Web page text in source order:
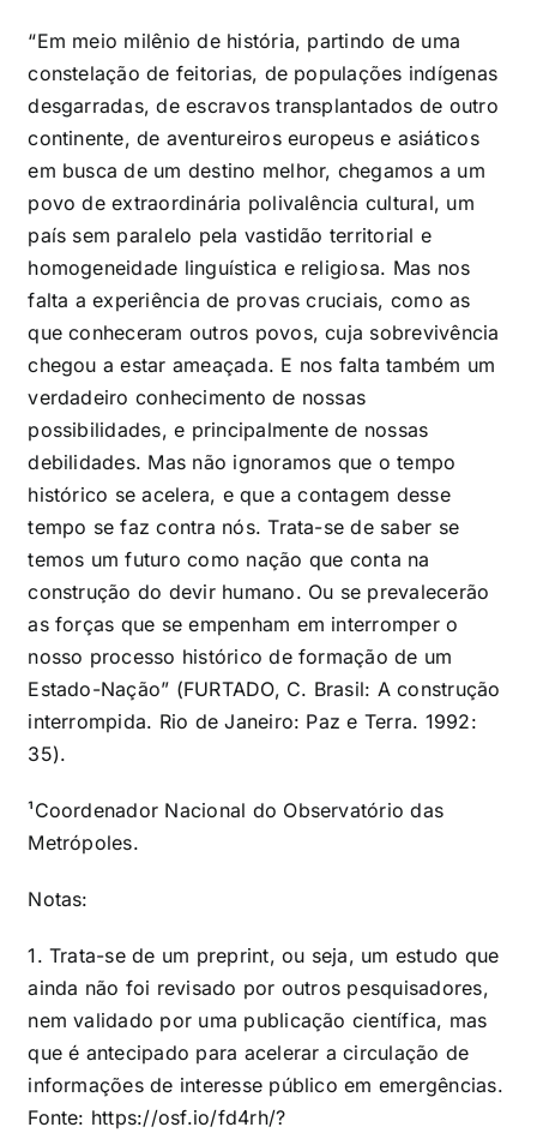
“Em meio milênio de história, partindo de uma
constelação de feitorias, de populações indígenas
desgarradas, de escravos transplantados de outro
continente, de aventureiros europeus e asiáticos
em busca de um destino melhor, chegamos a um
povo de extraordinária polivalência cultural, um
país sem paralelo pela vastidão territorial e
homogeneidade linguística e religiosa. Mas nos
falta a experiência de provas cruciais, como as
que conheceram outros povos, cuja sobrevivência
chegou a estar ameaçada. E nos falta também um
verdadeiro conhecimento de nossas
possibilidades, e principalmente de nossas
debilidades. Mas não ignoramos que o tempo
histórico se acelera, e que a contagem desse
tempo se faz contra nós. Trata-se de saber se
temos um futuro como nação que conta na
construção do devir humano. Ou se prevalecerão
as forças que se empenham em interromper o
nosso processo histórico de formação de um
Estado-Nação” (FURTADO, C. Brasil: A construção
interrompida. Rio de Janeiro: Paz e Terra. 1992:
35).
¹Coordenador Nacional do Observatório das
Metrópoles.
Notas:
1. Trata-se de um preprint, ou seja, um estudo que
ainda não foi revisado por outros pesquisadores,
nem validado por uma publicação científica, mas
que é antecipado para acelerar a circulação de
informações de interesse público em emergências.
Fonte: https://osf.io/fd4rh/?